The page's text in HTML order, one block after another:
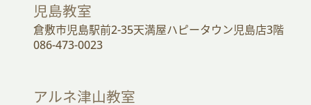
児島教室
倉敷市児島駅前2-35天満屋ハピータウン児島店3階
086-473-0023
アルネ津山教室